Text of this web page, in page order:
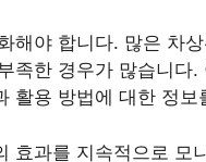
해야 합니다. 많은 차
족한 경우가 많습니
활용 방법에 대한 정보
효과를 지속적으로